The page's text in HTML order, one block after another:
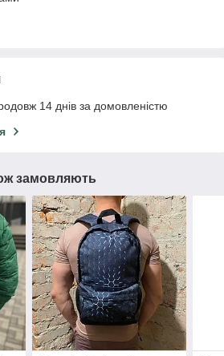
14 днів за домовленістю
замовляють